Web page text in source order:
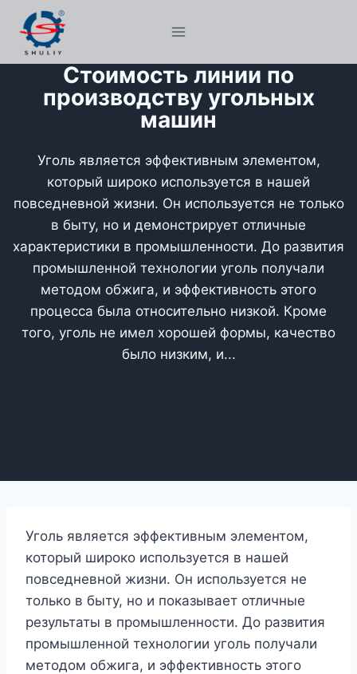
Перейти
содержимому
Стоимость линии по
производству угольных
машин
Уголь является эффективным элементом,
который широко используется в нашей
повседневной жизни. Он используется не только
в быту, но и демонстрирует отличные
характеристики в промышленности. До развития
промышленной технологии уголь получали
методом обжига, и эффективность этого
процесса была относительно низкой. Кроме
того, уголь не имел хорошей формы, качество
было низким, и...
Уголь является эффективным элементом,
который широко используется в нашей
повседневной жизни. Он используется не
только в быту, но и показывает отличные
результаты в промышленности. До развития
промышленной технологии уголь получали
методом обжига, и эффективность этого